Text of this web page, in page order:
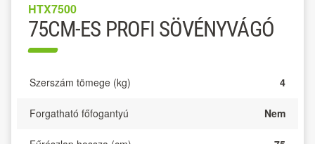
HTX7500
75CM-ES PROFI SÖVÉNYVÁGÓ
Szerszám tömege (kg) 4
Forgatható főfogantyú Nem